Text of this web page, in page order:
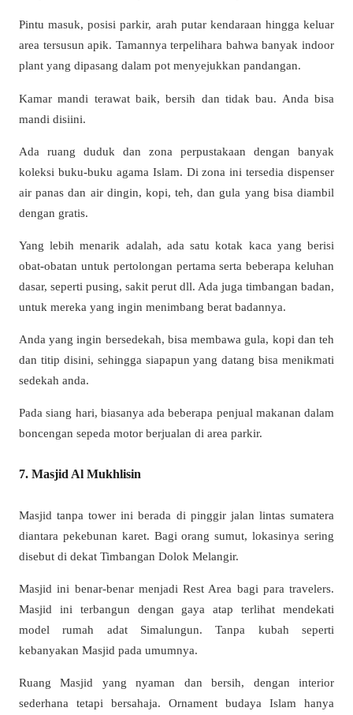
Pintu masuk, posisi parkir, arah putar kendaraan hingga keluar
area tersusun apik. Tamannya terpelihara bahwa banyak indoor
plant yang dipasang dalam pot menyejukkan pandangan.
Kamar mandi terawat baik, bersih dan tidak bau. Anda bisa
mandi disiini.
Ada ruang duduk dan zona perpustakaan dengan banyak
koleksi buku-buku agama Islam. Di zona ini tersedia dispenser
air panas dan air dingin, kopi, teh, dan gula yang bisa diambil
dengan gratis.
Yang lebih menarik adalah, ada satu kotak kaca yang berisi
obat-obatan untuk pertolongan pertama serta beberapa keluhan
dasar, seperti pusing, sakit perut dll. Ada juga timbangan badan,
untuk mereka yang ingin menimbang berat badannya.
Anda yang ingin bersedekah, bisa membawa gula, kopi dan teh
dan titip disini, sehingga siapapun yang datang bisa menikmati
sedekah anda.
Pada siang hari, biasanya ada beberapa penjual makanan dalam
boncengan sepeda motor berjualan di area parkir.
7. Masjid Al Mukhlisin
Masjid tanpa tower ini berada di pinggir jalan lintas sumatera
diantara pekebunan karet. Bagi orang sumut, lokasinya sering
disebut di dekat Timbangan Dolok Melangir.
Masjid ini benar-benar menjadi Rest Area bagi para travelers.
Masjid ini terbangun dengan gaya atap terlihat mendekati
model rumah adat Simalungun. Tanpa kubah seperti
kebanyakan Masjid pada umumnya.
Ruang Masjid yang nyaman dan bersih, dengan interior
sederhana tetapi bersahaja. Ornament budaya Islam hanya